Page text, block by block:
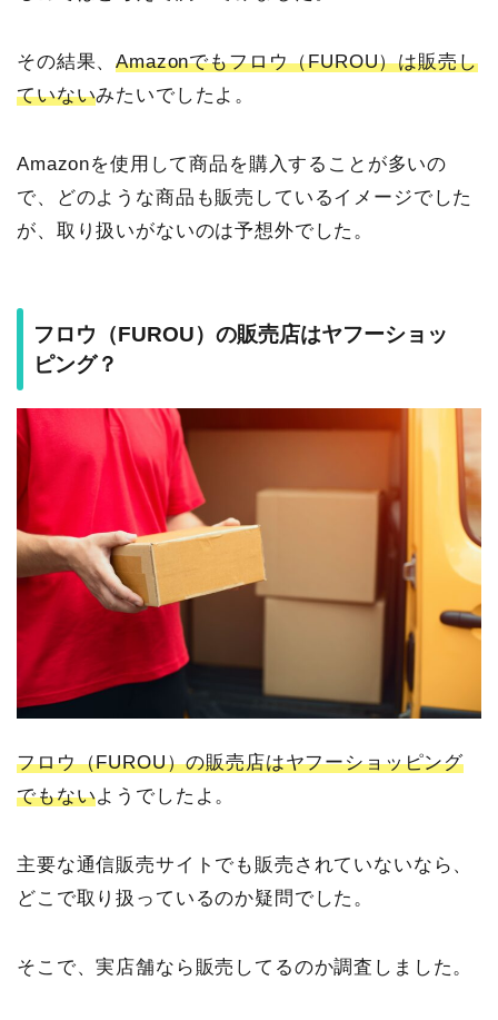
その結果、Amazonでもフロウ（FUROU）は販売し
ていないみたいでしたよ。
Amazonを使用して商品を購入することが多いの
で、どのような商品も販売しているイメージでした
が、取り扱いがないのは予想外でした。
フロウ（FUROU）の販売店はヤフーショッ
ピング？
フロウ（FUROU）の販売店はヤフーショッピング
でもないようでしたよ。
主要な通信販売サイトでも販売されていないなら、
どこで取り扱っているのか疑問でした。
そこで、実店舗なら販売してるのか調査しました。